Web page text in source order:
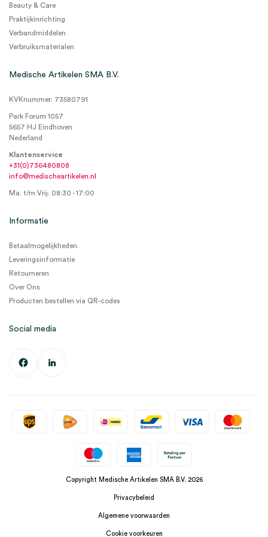
Beauty & Care
Praktijkinrichting
Verbandmiddelen
Verbruiksmaterialen
Medische Artikelen SMA B.V.
KVKnummer: 73580791
Park Forum 1057
5657 HJ Eindhoven
Nederland
Klantenservice
+31(0)736480808
info@medischeartikelen.nl
Ma. t/m Vrij. 08:30 - 17:00
Informatie
Betaalmogelijkheden
Leveringsinformatie
Retourneren
Over Ons
Producten bestellen via QR-codes
Social media
Copyright Medische Artikelen SMA B.V. 2026
Privacybeleid
Algemene voorwaarden
Cookie voorkeuren